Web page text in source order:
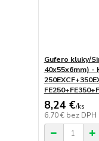
Gufero kluky/
40x55x6mm) -
8,24 €/ks
6,70 € bez DPH